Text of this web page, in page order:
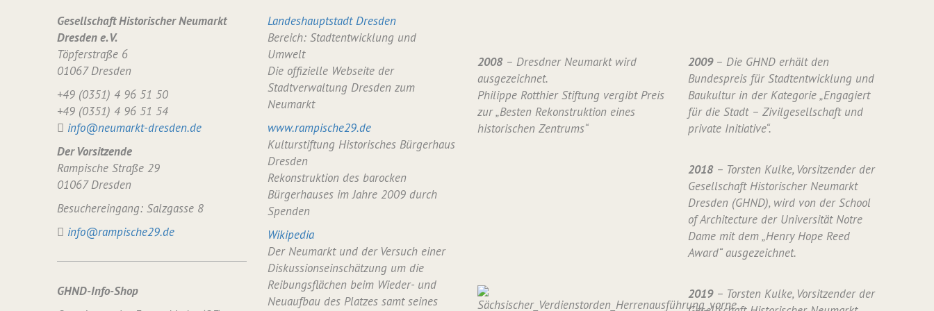
Gesellschaft Historischer Neumarkt
Dresden e. V.
Töpferstraße 6
01067 Dresden
+49 (0351) 4 96 51 50
+49 (0351) 4 96 51 54
info@neumarkt-dresden.de
Der Vorsitzende
Rampische Straße 29
01067 Dresden
Besuchereingang: Salzgasse 8
info@rampische29.de
GHND-Info-Shop
Landeshauptstadt Dresden
Bereich: Stadtentwicklung und
Umwelt
Die offizielle Webseite der
Stadtverwaltung Dresden zum
Neumarkt
www.rampische29.de
Kulturstiftung Historisches Bürgerhaus
Dresden
Rekonstruktion des barocken
Bürgerhauses im Jahre 2009 durch
Spenden
Wikipedia
Der Neumarkt und der Versuch einer
Diskussionseinschätzung um die
Reibungsflächen beim Wieder- und
Neuaufbau des Platzes samt seines
2008– Dresdner Neumarkt wird
ausgezeichnet.
Philippe Rotthier Stiftung vergibt Preis
zur „Besten Rekonstruktion eines
historischen Zentrums“
2009 – Die GHND erhält den
Bundespreis für Stadtentwicklung und
Baukultur in der Kategorie „Engagiert
für die Stadt – Zivilgesellschaft und
private Initiative“.
2018– Torsten Kulke, Vorsitzender der
Gesellschaft Historischer Neumarkt
Dresden (GHND), wird von der School
of Architecture der Universität Notre
Dame mit dem „Henry Hope Reed
Award“ ausgezeichnet.
2019– Torsten Kulke, Vorsitzender der